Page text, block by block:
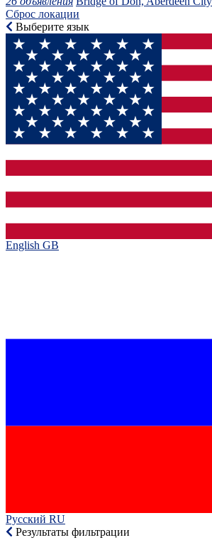
Сброс локации
Выберите язык
English GB‎
Русский RU‎
Результаты фильтрации